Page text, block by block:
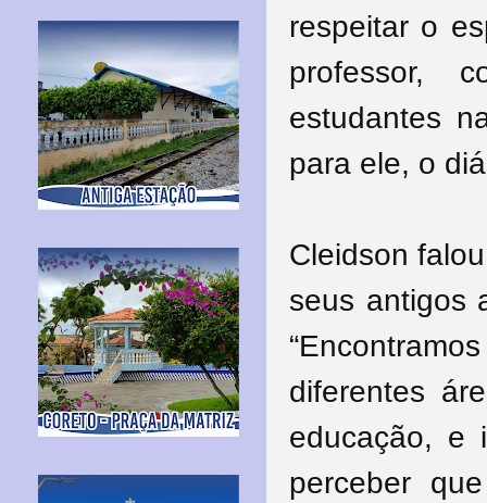
respeitar o
professor,
estudantes
para ele, o
Cleidson
seus antigos
diferentes
educação, e
perceber